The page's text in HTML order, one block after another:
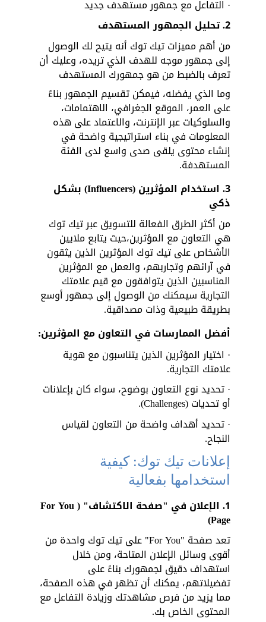
· التفاعل مع جمهور مستهدف جديد
2. تحليل الجمهور المستهدف
من أهم مميزات تيك توك أنه يتيح لك الوصول
إلى جمهور موجه للهدف الذي تريده، وعليك أن
تعرف بالضبط من هو جمهورك المستهدف
وما الذي يفضله، فيمكن تقسيم الجمهور بناءً
على العمر، الموقع الجغرافي، الاهتمامات،
والسلوكيات عبر الإنترنت، والاعتماد على هذه
المعلومات في بناء استراتيجية واضحة في
إنشاء محتوى يلقى صدى واسع لدى الفئة
المستهدفة.
3.
استخدام المؤثرين (Influencers) بشكل
ذكي
من أكثر الطرق الفعالة للتسويق عبر تيك توك
هي التعاون مع المؤثرين،حيث يتابع ملايين
الأشخاص على تيك توك المؤثرين الذين يثقون
في آرائهم وتجاربهم، والعمل مع المؤثرين
المناسبين الذين يتوافقون مع قيم علامتك
التجارية سيمكنك من الوصول إلى جمهور أوسع
بطريقة طبيعية وذات مصداقية.
أفضل الممارسات في التعاون مع المؤثرين:
· اختيار المؤثرين الذين يتناسبون مع هوية
علامتك التجارية.
· تحديد نوع التعاون بوضوح، سواء كان بإعلانات
أو تحديات (Challenges).
· تحديد أهداف واضحة من التعاون لقياس
النجاح.
إعلانات تيك توك: كيفية
استخدامها بفعالية
1. الإعلان في "صفحة الاكتشاف" (For You
Page)
تعد صفحة "For You" على تيك توك واحدة من
أقوى وسائل الإعلان المتاحة، ومن خلال
استهداف دقيق لجمهورك بناءً على
تفضيلاتهم، يمكنك أن تظهر في هذه الصفحة،
مما يزيد من فرص مشاهدتك وزيادة التفاعل مع
المحتوى الخاص بك.